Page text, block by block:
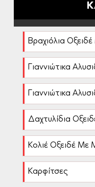
Βραχιόλια
Γιαννιώτικα
Γιαννιώτικα
Δαχτυλίδια
Κολιέ Οξειδέ Με
Καρφίτσες